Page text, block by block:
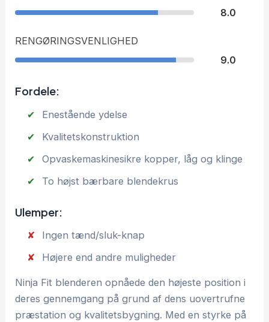
8.0
RENGØRINGSVENLIGHED
9.0
Fordele:
Enestående ydelse
Kvalitetskonstruktion
Opvaskemaskinesikre kopper, låg og klinge
To højst bærbare blendekrus
Ulemper:
Ingen tænd/sluk-knap
Højere end andre muligheder
Ninja Fit blenderen opnåede den højeste position i
deres gennemgang på grund af dens uovertrufne
præstation og kvalitetsbygning. Med en styrke på